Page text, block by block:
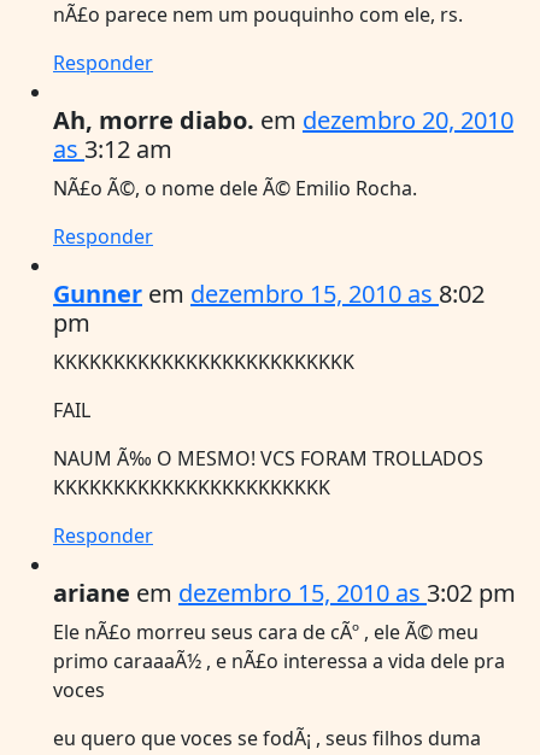
nÃ£o parece nem um pouquinho com ele, rs.
Responder
Ah, morre diabo. em dezembro 20, 2010
as 3:12 am
NÃ£o Ã©, o nome dele Ã© Emilio Rocha.
Responder
Gunner em dezembro 15, 2010 as 8:02
pm
KKKKKKKKKKKKKKKKKKKKKKKKK
FAIL
NAUM Ã‰ O MESMO! VCS FORAM TROLLADOS
KKKKKKKKKKKKKKKKKKKKKKK
Responder
ariane em dezembro 15, 2010 as 3:02 pm
Ele nÃ£o morreu seus cara de cÃº , ele Ã© meu
primo caraaaÃ½ , e nÃ£o interessa a vida dele pra
voces
eu quero que voces se fodÃ¡ , seus filhos duma